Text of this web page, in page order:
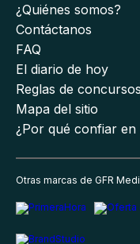
¿Quiénes somos?
Contáctanos
FAQ
El diario de hoy
Reglas de concursos
Mapa del sitio
¿Por qué confiar
Otras marcas de GFR